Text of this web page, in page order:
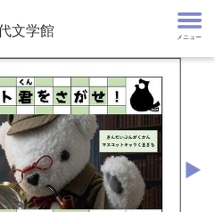
文学館 メニュー